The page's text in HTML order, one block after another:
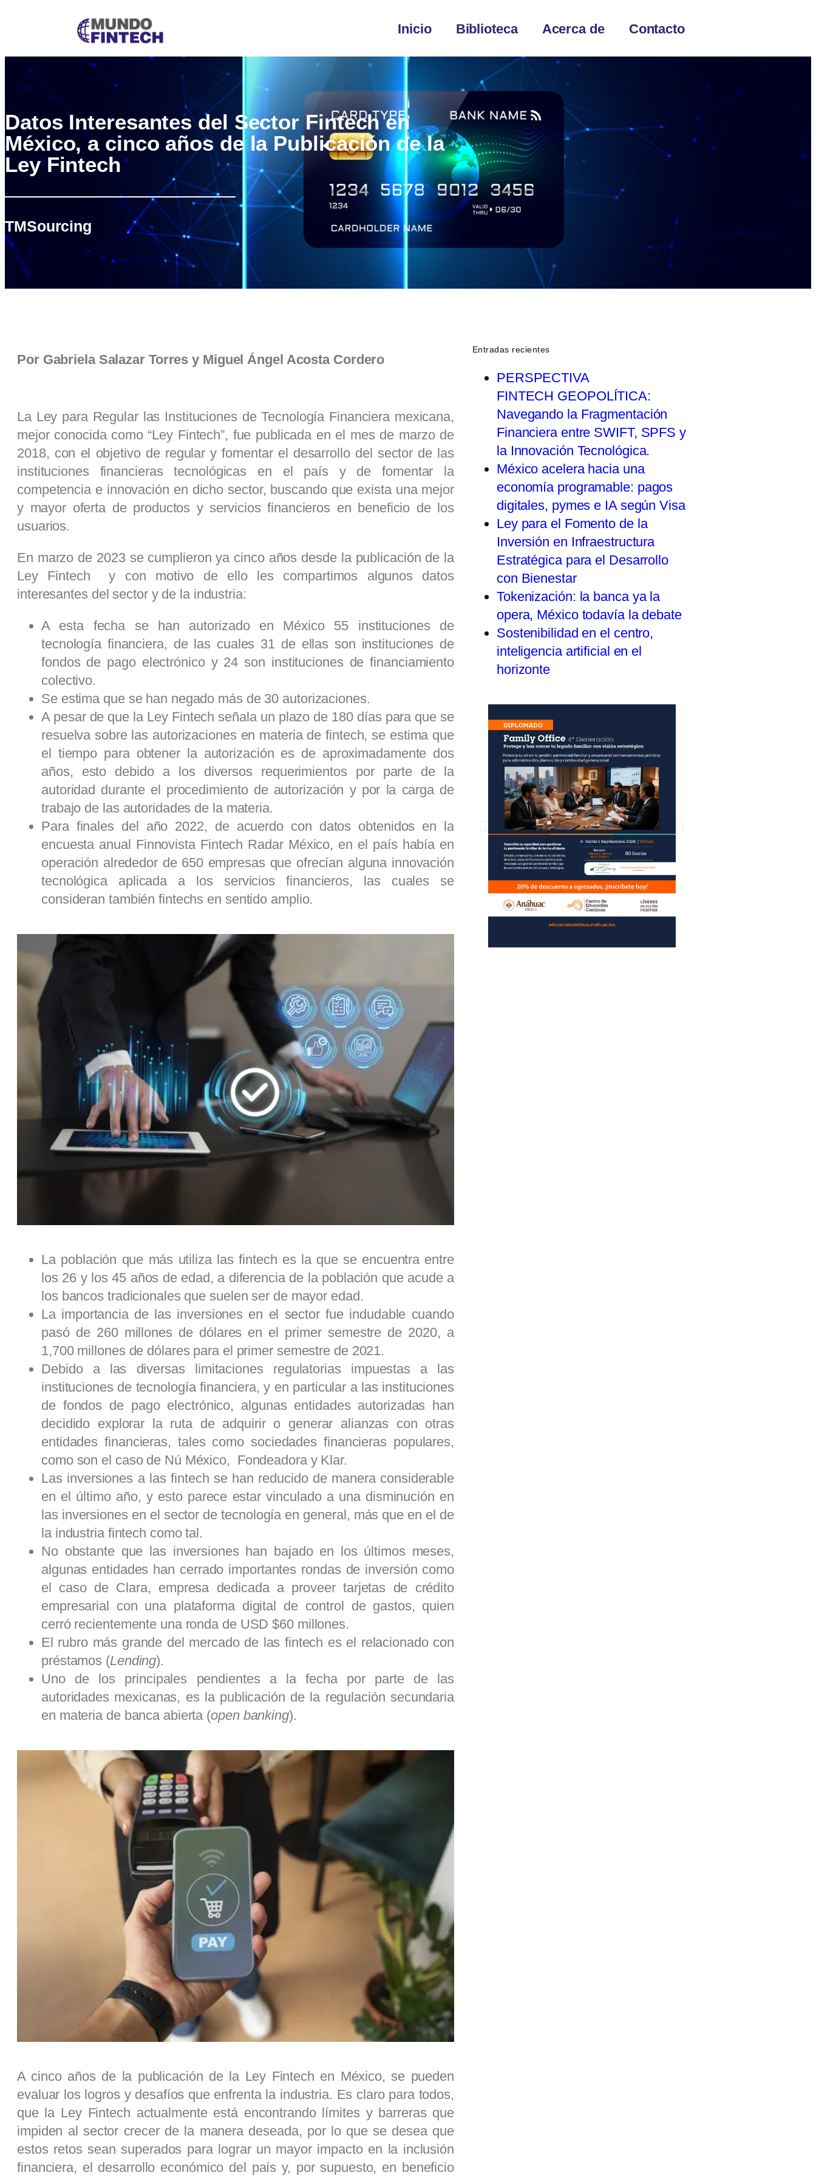
Inicio Biblioteca Acerca de Contacto
Datos Interesantes del Sector Fintech en
México, a cinco años de la Publicación de la
Ley Fintech
TMSourcing
Por Gabriela Salazar Torres y Miguel Ángel Acosta Cordero
La Ley para Regular las Instituciones de Tecnología Financiera mexicana,
mejor conocida como “Ley Fintech”, fue publicada en el mes de marzo de
2018, con el objetivo de regular y fomentar el desarrollo del sector de las
instituciones financieras tecnológicas en el país y de fomentar la
competencia e innovación en dicho sector, buscando que exista una mejor
y mayor oferta de productos y servicios financieros en beneficio de los
usuarios.
En marzo de 2023 se cumplieron ya cinco años desde la publicación de la
Ley Fintech y con motivo de ello les compartimos algunos datos
interesantes del sector y de la industria:
A esta fecha se han autorizado en México 55 instituciones de
tecnología financiera, de las cuales 31 de ellas son instituciones de
fondos de pago electrónico y 24 son instituciones de financiamiento
colectivo.
Se estima que se han negado más de 30 autorizaciones.
A pesar de que la Ley Fintech señala un plazo de 180 días para que se
resuelva sobre las autorizaciones en materia de fintech, se estima que
el tiempo para obtener la autorización es de aproximadamente dos
años, esto debido a los diversos requerimientos por parte de la
autoridad durante el procedimiento de autorización y por la carga de
trabajo de las autoridades de la materia.
Para finales del año 2022, de acuerdo con datos obtenidos en la
encuesta anual Finnovista Fintech Radar México, en el país había en
operación alrededor de 650 empresas que ofrecían alguna innovación
tecnológica aplicada a los servicios financieros, las cuales se
consideran también fintechs en sentido amplio.
La población que más utiliza las fintech es la que se encuentra entre
los 26 y los 45 años de edad, a diferencia de la población que acude a
los bancos tradicionales que suelen ser de mayor edad.
La importancia de las inversiones en el sector fue indudable cuando
pasó de 260 millones de dólares en el primer semestre de 2020, a
1,700 millones de dólares para el primer semestre de 2021.
Debido a las diversas limitaciones regulatorias impuestas a las
instituciones de tecnología financiera, y en particular a las instituciones
de fondos de pago electrónico, algunas entidades autorizadas han
decidido explorar la ruta de adquirir o generar alianzas con otras
entidades financieras, tales como sociedades financieras populares,
como son el caso de Nú México, Fondeadora y Klar.
Las inversiones a las fintech se han reducido de manera considerable
en el último año, y esto parece estar vinculado a una disminución en
las inversiones en el sector de tecnología en general, más que en el de
la industria fintech como tal.
No obstante que las inversiones han bajado en los últimos meses,
algunas entidades han cerrado importantes rondas de inversión como
el caso de Clara, empresa dedicada a proveer tarjetas de crédito
empresarial con una plataforma digital de control de gastos, quien
cerró recientemente una ronda de USD $60 millones.
El rubro más grande del mercado de las fintech es el relacionado con
préstamos (Lending).
Uno de los principales pendientes a la fecha por parte de las
autoridades mexicanas, es la publicación de la regulación secundaria
en materia de banca abierta (open banking).
A cinco años de la publicación de la Ley Fintech en México, se pueden
evaluar los logros y desafíos que enfrenta la industria. Es claro para todos,
que la Ley Fintech actualmente está encontrando límites y barreras que
impiden al sector crecer de la manera deseada, por lo que se desea que
estos retos sean superados para lograr un mayor impacto en la inclusión
financiera, el desarrollo económico del país y, por supuesto, en beneficio
Entradas recientes
PERSPECTIVA
FINTECH GEOPOLÍTICA:
Navegando la Fragmentación
Financiera entre SWIFT, SPFS y
la Innovación Tecnológica.
México acelera hacia una
economía programable: pagos
digitales, pymes e IA según Visa
Ley para el Fomento de la
Inversión en Infraestructura
Estratégica para el Desarrollo
con Bienestar
Tokenización: la banca ya la
opera, México todavía la debate
Sostenibilidad en el centro,
inteligencia artificial en el
horizonte